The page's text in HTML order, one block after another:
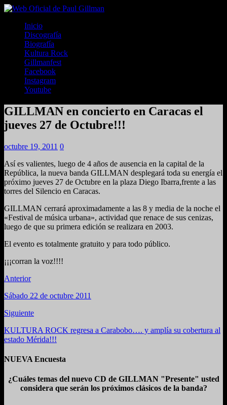
Inicio
Discografía
Biografía
Kultura Rock
Gillmanfest
Facebook
Instagram
Youtube
GILLMAN en concierto en Caracas el
jueves 27 de Octubre!!!
octubre 19, 2011 0
Así es valientes, luego de 4 años de ausencia en la capital de la
República, la nueva banda GILLMAN desplegará toda su energía el
próximo jueves 27 de Octubre en la plaza Diego Ibarra,frente a las
torres del Silencio en Caracas.
GILLMAN cerrará aproximadamente a las 8 y media de la noche el
«Festival de música urbana», actividad que renace de sus cenizas,
luego de que su primera edición se realizara en 2003.
El evento es totalmente gratuito y para todo público.
¡¡¡corran la voz!!!!
Anterior
Sábado 22 de octubre 2011
Siguiente
KULTURA ROCK regresa a Carabobo…. y amplía su cobertura al
estado Mérida!!!
NUEVA Encuesta
¿Cuáles temas del nuevo CD de GILLMAN "Presente" usted
considera que serán los próximos clásicos de la banda?